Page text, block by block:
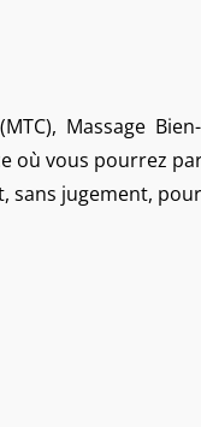
Massage
où vous pourrez
jugement,